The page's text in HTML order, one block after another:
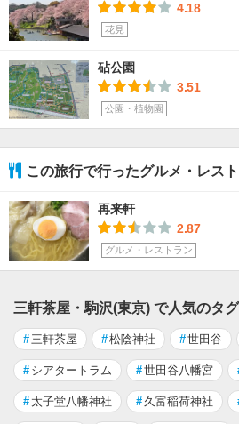
4.18
花見
砧公園
3.51
公園・植物園
この旅行で行ったグルメ・レス
再来軒
2.87
グルメ・レストラン
三軒茶屋・駒沢(東京) で人気のタグ
# 三軒茶屋 #松陰神社 #世田谷
# シアタートラム #世田谷八幡宮
#太子堂八幡神社 # 久富稲荷神社